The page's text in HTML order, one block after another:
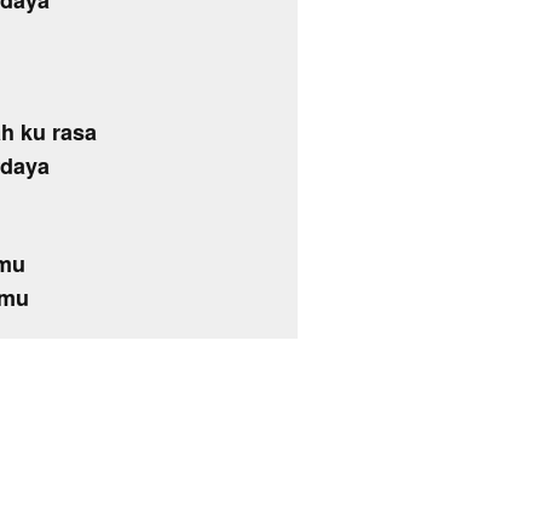
ku rasa